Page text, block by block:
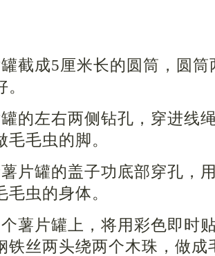
截成5厘米长的圆筒，圆
罐的左右两侧钻孔，穿进线
毛毛虫的脚。
薯片罐的盖子功底部穿孔，
毛虫的身体。
个薯片罐上，将用彩色即时
铁丝两头绕两个木珠，做成